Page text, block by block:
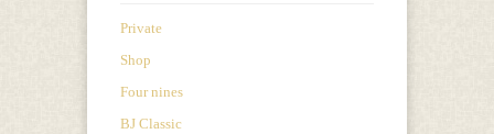
Private
Shop
Four nines
BJ Classic